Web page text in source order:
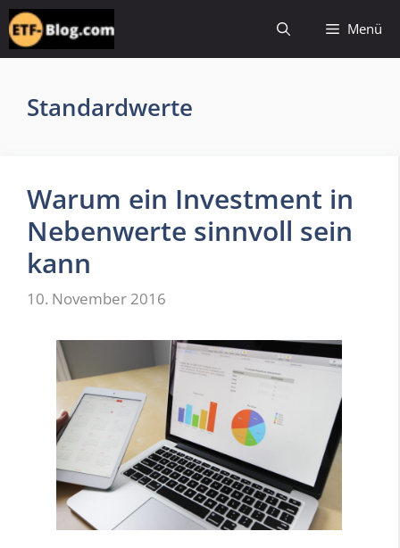
Zum
Inhalt
springen
Menü
Standardwerte
Warum ein Investment in
Nebenwerte sinnvoll sein
kann
10. November 2016